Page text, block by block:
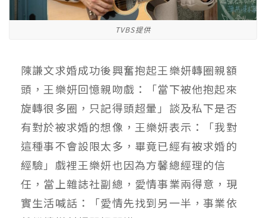
TVBS提供
陳謙文求婚成功後興奮抱起王樂妍轉圈親額
頭，王樂妍回憶親吻戲：「當下被他抱起來
旋轉很多圈，只記得頭超暈」談及私下是否
有對於被求婚的想像，王樂妍表示：「我對
這種事不會設限太多，畢竟已經有被求婚的
經驗」戲裡王樂妍也因為方馨總經理的信
任，當上雜誌社副總，愛情事業兩得意，現
實生活喊話：「愛情先找到另一半，事業依